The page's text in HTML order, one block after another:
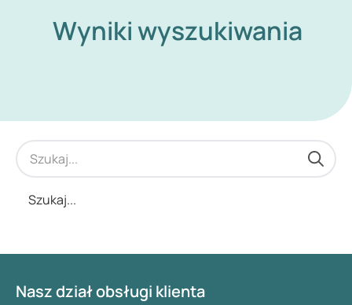
Wyniki wyszukiwania
Szukaj...
Nasz dział obsługi klienta